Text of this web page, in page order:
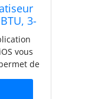
3-
kit
MD
vous
de
les
ou